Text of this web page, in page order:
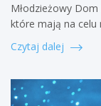
Młodzieżowy Dom
które mają na
Czytaj dalej